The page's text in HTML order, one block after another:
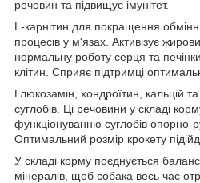
речовин та підвищує імунітет.
L-карнітин для покращення
процесів у м'язах. Активізує
нормальну роботу серця та
клітин. Сприяє підтримці
Глюкозамін, хондроїтин, кальцій
суглобів. Ці речовини у складі
функціонуванню суглобів опорно-
Оптимальний розмір крокету
У складі корму поєднується баланс
мінералів, щоб собака весь час